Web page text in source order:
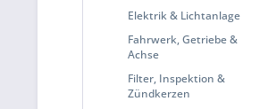
Elektrik & Lichtanlage
Fahrwerk, Getriebe &
Achse
Filter, Inspektion &
Zündkerzen